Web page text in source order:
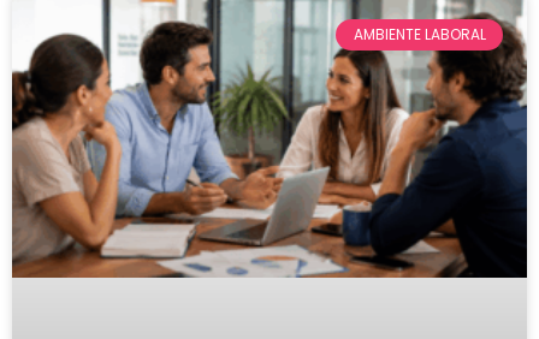
AMBIENTE LABORAL